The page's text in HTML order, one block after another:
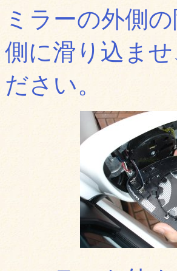
ミラーの外側
側に滑り込ま
ださい。